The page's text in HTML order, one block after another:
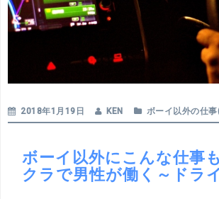
2018年1月19日 KEN ボーイ以外の仕
ボーイ以外にこんな仕事
クラで男性が働く～ドラ